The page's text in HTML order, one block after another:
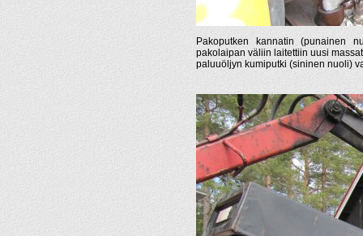
Pakoputken kannatin (punainen
pakolaipan väliin laitettiin uusi
paluuöljyn kumiputki (sininen nuoli)